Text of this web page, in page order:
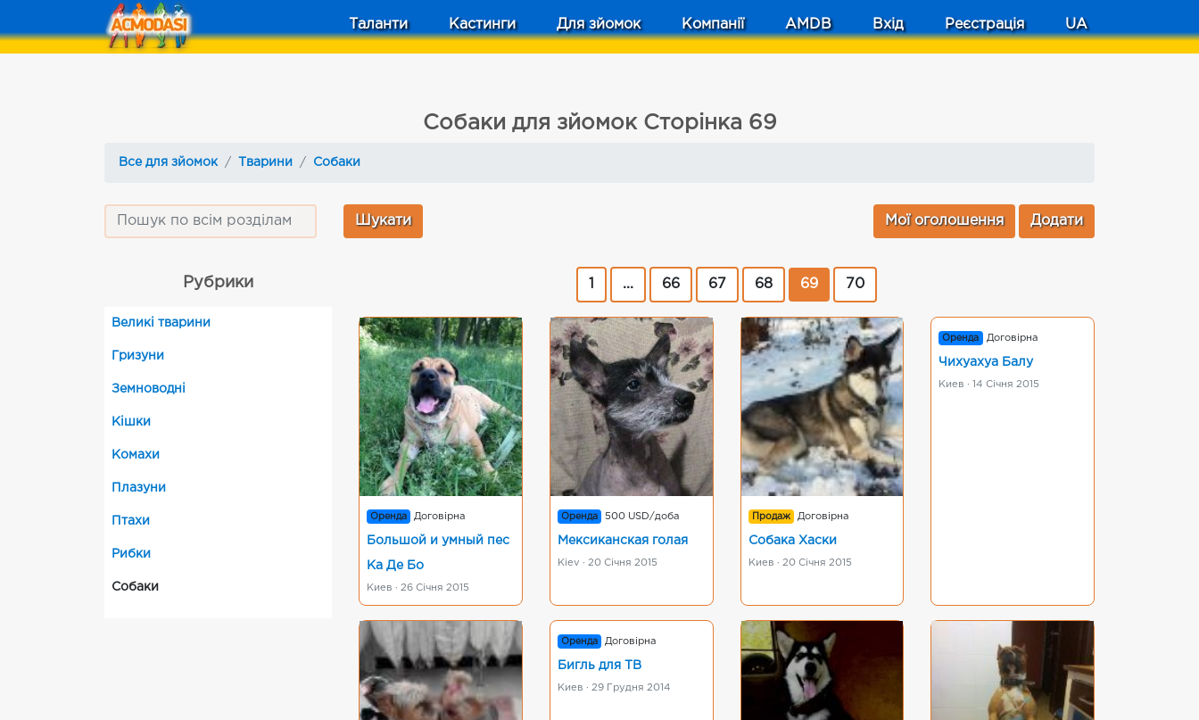
Таланти Кастинги Для зйомок Компанії AMDB Вхід Реєстрація UA
Собаки для зйомок Сторінка 69
Все для зйомок Тварини Собаки
Мої оголошення Додати
Рубрики
Великі тварини
Гризуни
Земноводні
Кішки
Комахи
Плазуни
Птахи
Рибки
Собаки
... 66 67 68 69 70
Оренда Договірна
Большой и умный пес
Ка Де Бо
Киев · 26 Січня 2015
Оренда 500 USD/доба
Мексиканская голая
Kiev · 20 Січня 2015
Продаж Договірна
Собака Хаски
Киев · 20 Січня 2015
Оренда Договірна
Чихуахуа Балу
Киев · 14 Січня 2015
Оренда Договірна
Бигль для ТВ
Киев · 29 Грудня 2014